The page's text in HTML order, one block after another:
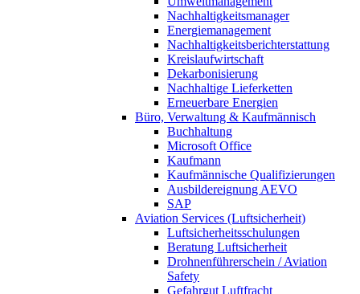
Nachhaltigkeitsmanager
Energiemanagement
Nachhaltigkeitsberichterstattung
Kreislaufwirtschaft
Dekarbonisierung
Nachhaltige Lieferketten
Erneuerbare Energien
Büro, Verwaltung & Kaufmännisch
Buchhaltung
Microsoft Office
Kaufmann
Kaufmännische Qualifizierungen
Ausbildereignung AEVO
SAP
Aviation Services (Luftsicherheit)
Luftsicherheitsschulungen
Beratung Luftsicherheit
Drohnenführerschein / Aviation
Safety
Gefahrgut Luftfracht